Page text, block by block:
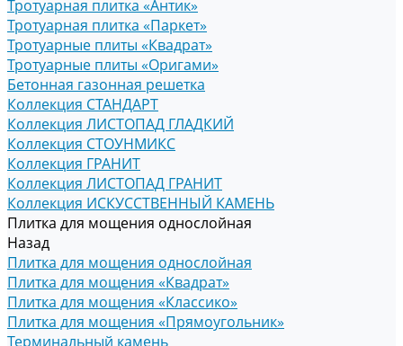
Тротуарная плитка «Антик»
Тротуарная плитка «Паркет»
Тротуарные плиты «Квадрат»
Тротуарные плиты «Оригами»
Бетонная газонная решетка
Коллекция СТАНДАРТ
Коллекция ЛИСТОПАД ГЛАДКИЙ
Коллекция СТОУНМИКС
Коллекция ГРАНИТ
Коллекция ЛИСТОПАД ГРАНИТ
Коллекция ИСКУССТВЕННЫЙ КАМЕНЬ
Плитка для мощения однослойная
Назад
Плитка для мощения однослойная
Плитка для мощения «Квадрат»
Плитка для мощения «Классико»
Плитка для мощения «Прямоугольник»
Терминальный камень